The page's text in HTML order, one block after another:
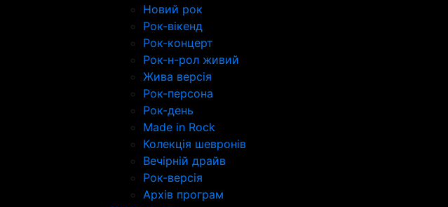
Новий рок
Рок-вікенд
Рок-концерт
Рок-н-рол живий
Жива версія
Рок-персона
Рок-день
Made in Rock
Колекція шевронів
Вечірній драйв
Рок-версія
Архів програм